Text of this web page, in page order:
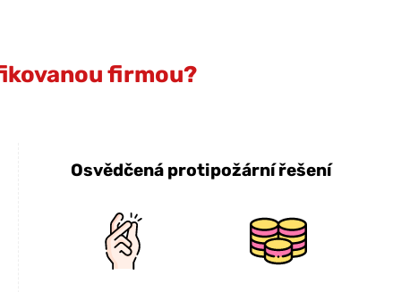
firmou?
Osvědčená protipožární řešení